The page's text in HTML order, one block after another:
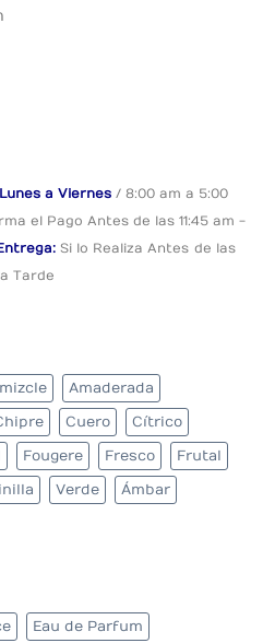
Lunes a Viernes / 8:00 am a 5:00
el Pago Antes de las 11:45 am -
Si lo Realiza Antes de las
Tarde
Amaderada
Cuero Cítrico
Fougere Fresco Frutal
Verde Ámbar
Eau de Parfum